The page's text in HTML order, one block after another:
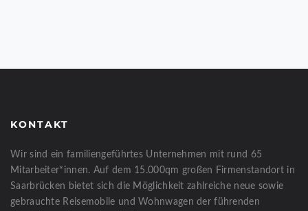
KONTAKT
Wir sind ein familiengeführtes Unternehmen mit rund 65
Mitarbeiter*innen. Auf dem 15.000qm großen Firmenstandort in
Saarbrücken bietet sich die Möglichkeit zahlreiche neue sowie
gebrauchte Reisemobile und Wohnwagen der führenden